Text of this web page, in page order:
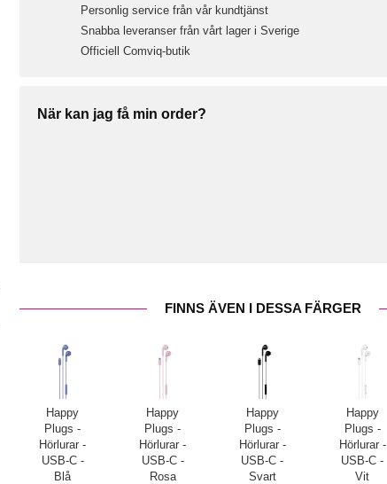
Personlig service från vår kundtjänst
Snabba leveranser från vårt lager i Sverige
Officiell Comviq-butik
När kan jag få min order?
FINNS ÄVEN I DESSA FÄRGER
Happy
Plugs -
Hörlurar -
USB-C -
Blå
Happy
Plugs -
Hörlurar -
USB-C -
Rosa
Happy
Plugs -
Hörlurar -
USB-C -
Svart
Happy
Plugs -
Hörlurar -
USB-C -
Vit